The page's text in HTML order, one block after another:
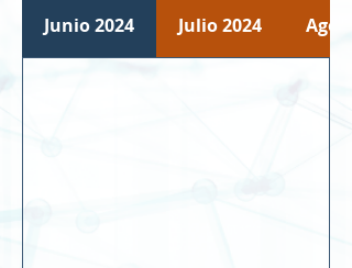
Junio 2024 Julio 2024